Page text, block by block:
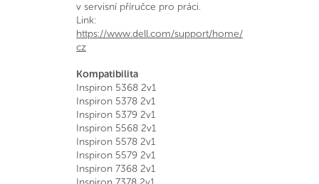
v servisní příručce pro práci.
Link:
https://www.dell.com/support/home/cs-
cz
Kompatibilita
Inspiron 5368 2v1
Inspiron 5378 2v1
​Inspiron 5379 2v1
Inspiron 5568 2v1
Inspiron 5578 2v1
Inspiron 5579 2v1
Inspiron 7368 2v1